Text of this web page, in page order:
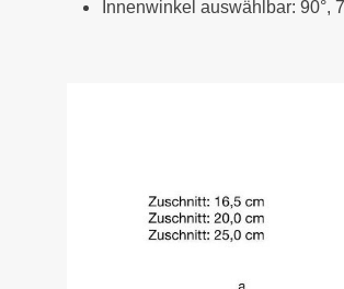
Innenwinkel auswählbar: 90°,